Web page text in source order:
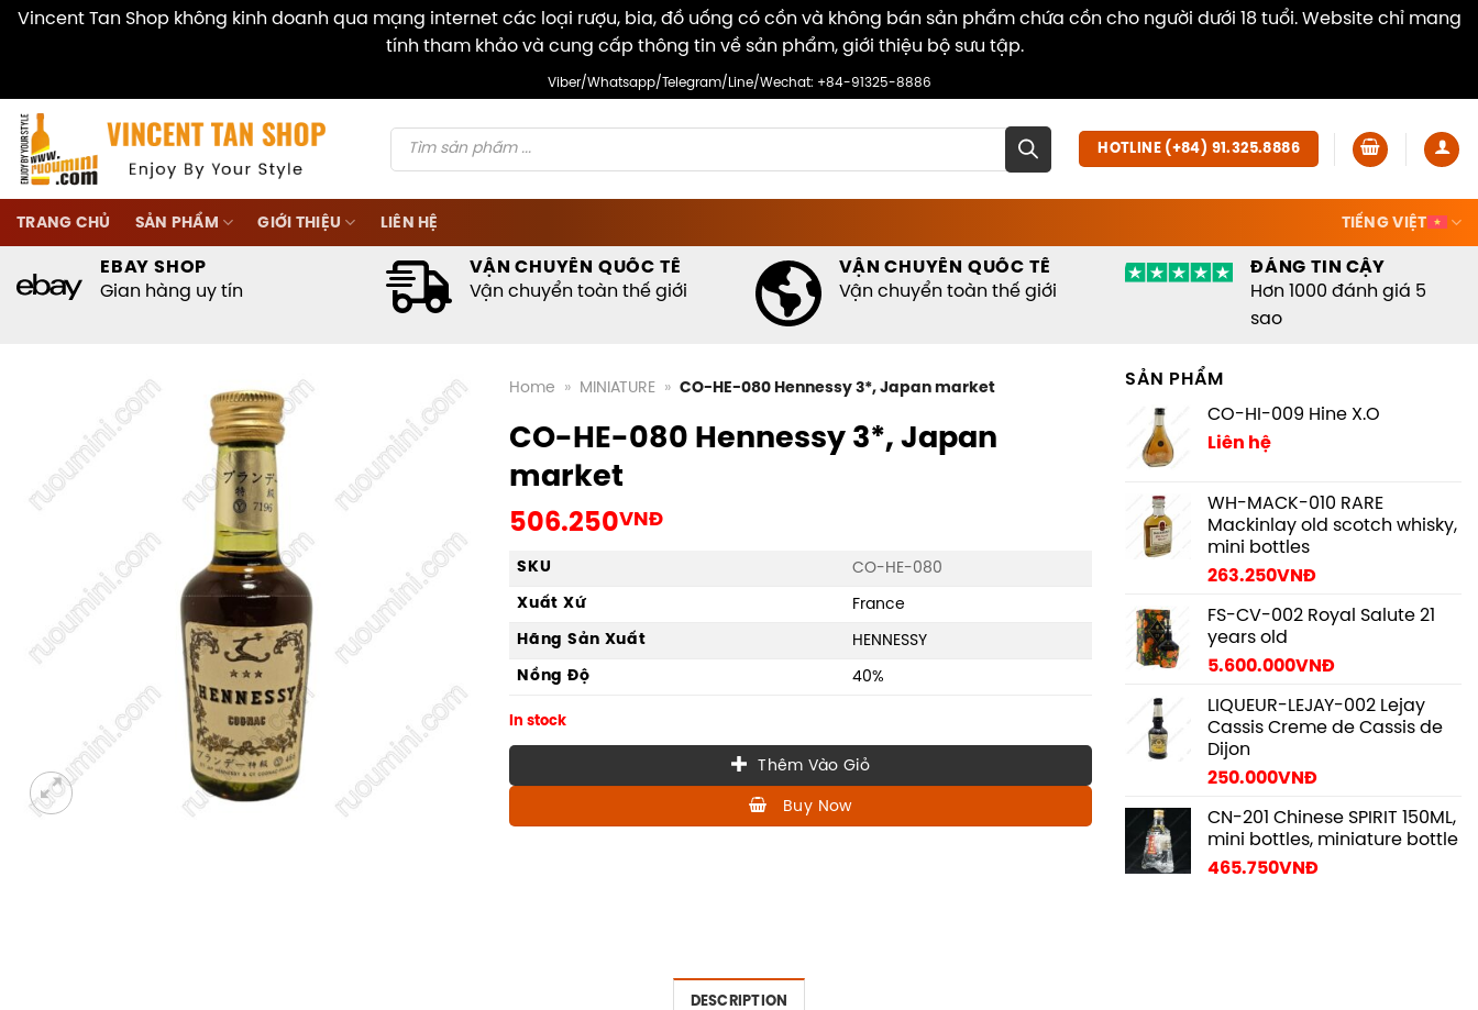
Vincent Tan Shop không kinh doanh qua mạng internet các loại rượu, bia, đồ uống có cồn và không bán sản phẩm chứa cồn cho người dưới 18 tuổi. Website chỉ mang
tính tham khảo và cung cấp thông tin về sản phẩm, giới thiệu bộ sưu tập.
content
Viber/Whatsapp/Telegram/Line/Wechat: +84-91325-8886
Products
search
HOTLINE (+84) 91.325.8886
TRANG CHỦ SẢN PHẨM GIỚI THIỆU LIÊN HỆ TIẾNG VIỆT
EBAY SHOP
Gian hàng uy tín
VẬN CHUYỂN QUỐC TẾ
Vận chuyển toàn thế giới
VẬN CHUYỂN QUỐC TẾ
Vận chuyển toàn thế giới
ĐÁNG TIN CẬY
Hơn 1000 đánh giá 5
sao
Home » MINIATURE » CO-HE-080 Hennessy 3*, Japan market
CO-HE-080 Hennessy 3*, Japan
market
506.250VNĐ
SKU
CO-HE-080
Xuất Xứ
France
Hãng Sản Xuất
HENNESSY
Nồng Độ
40%
In stock
Thêm Vào Giỏ
Buy Now
SẢN PHẨM
CO-HI-009 Hine X.O
Liên hệ
WH-MACK-010 RARE
Mackinlay old scotch whisky,
mini bottles
263.250VNĐ
FS-CV-002 Royal Salute 21
years old
5.600.000VNĐ
LIQUEUR-LEJAY-002 Lejay
Cassis Creme de Cassis de
Dijon
250.000VNĐ
CN-201 Chinese SPIRIT 150ML,
mini bottles, miniature bottle
465.750VNĐ
DESCRIPTION